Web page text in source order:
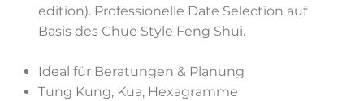
edition). Professionelle Date Selection auf
Basis des Chue Style Feng Shui.
Ideal für Beratungen & Planung
Tung Kung, Kua, Hexagramme